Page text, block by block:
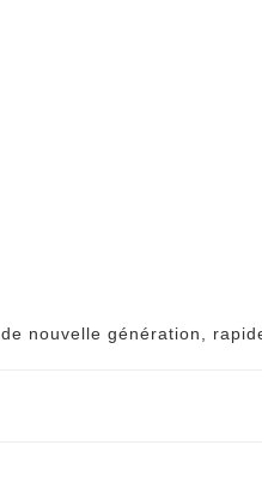
nouvelle génération,